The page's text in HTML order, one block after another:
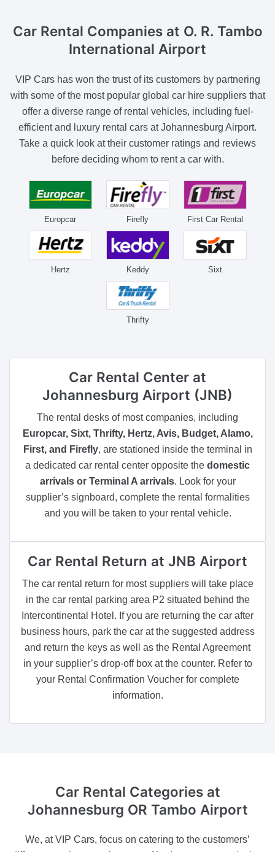
Car Rental Companies at O. R. Tambo
International Airport
VIP Cars has won the trust of its customers by partnering
with some of the most popular global car hire suppliers that
offer a diverse range of rental vehicles, including fuel-
efficient and luxury rental cars at Johannesburg Airport.
Take a quick look at their customer ratings and reviews
before deciding whom to rent a car with.
Europcar Firefly First Car Rental
Hertz Keddy Sixt
Thrifty
Car Rental Center at
Johannesburg Airport (JNB)
The rental desks of most companies, including
Europcar, Sixt, Thrifty, Hertz, Avis, Budget, Alamo,
First, and Firefly, are stationed inside the terminal in
a dedicated car rental center opposite the domestic
arrivals or Terminal A arrivals. Look for your
supplier’s signboard, complete the rental formalities
and you will be taken to your rental vehicle.
Car Rental Return at JNB Airport
The car rental return for most suppliers will take place
in the car rental parking area P2 situated behind the
Intercontinental Hotel. If you are returning the car after
business hours, park the car at the suggested address
and return the keys as well as the Rental Agreement
in your supplier’s drop-off box at the counter. Refer to
your Rental Confirmation Voucher for complete
information.
Car Rental Categoriesat
Johannesburg OR Tambo Airport
We, at VIP Cars, focus on catering to the customers’